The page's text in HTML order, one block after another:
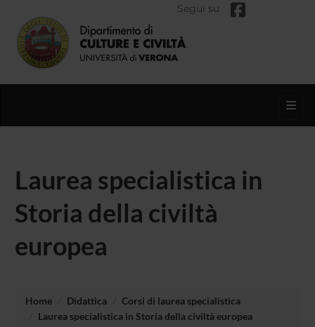
Segui su
Laurea specialistica in
Storia della civiltà
europea
Home Didattica
Corsi di laurea specialistica
Laurea specialistica in Storia della civiltà europea